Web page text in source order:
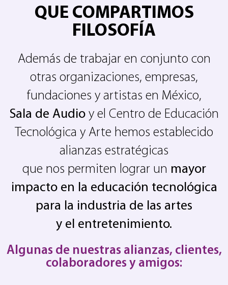
QUE COMPARTIMOS
FILOSOFÍA
Además de trabajar en conjunto con
otras organizaciones, empresas,
fundaciones y artistas en México,
Sala de Audio y el Centro de Educación
Tecnológica y Arte hemos establecido
alianzas estratégicas
que nos permiten lograr un mayor
impacto en la educación tecnológica
para la industria de las artes
y el entretenimiento.
Algunas de nuestras alianzas, clientes,
colaboradores y amigos: